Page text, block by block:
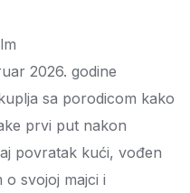
2026. godine
sa porodicom kako
prvi put nakon
povratak kući, vođen
o svojoj majci i